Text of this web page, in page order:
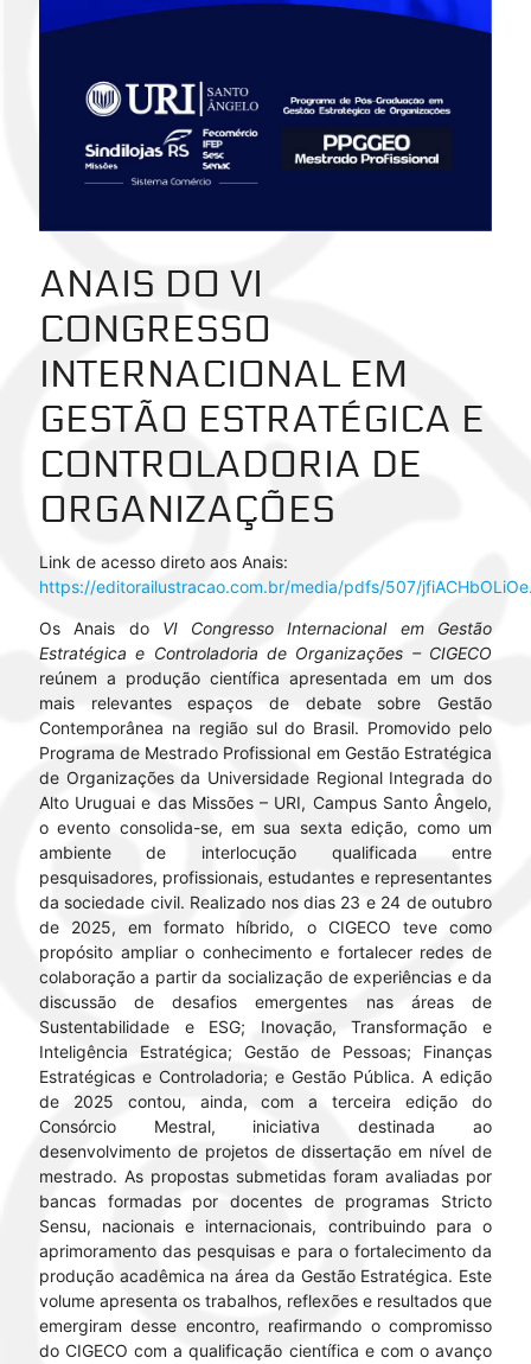
ANAIS DO VI
CONGRESSO
INTERNACIONAL EM
GESTÃO ESTRATÉGICA E
CONTROLADORIA DE
ORGANIZAÇÕES
Link de acesso direto aos Anais:
https://editorailustracao.com.br/media/pdfs/507/
Os Anais do VI Congresso Internacional em Gestão
Estratégica e Controladoria de Organizações – CIGECO
reúnem a produção científica apresentada em um dos
mais relevantes espaços de debate sobre Gestão
Contemporânea na região sul do Brasil. Promovido pelo
Programa de Mestrado Profissional em Gestão Estratégica
de Organizações da Universidade Regional Integrada do
Alto Uruguai e das Missões – URI, Campus Santo Ângelo,
o evento consolida-se, em sua sexta edição, como um
ambiente de interlocução qualificada entre
pesquisadores, profissionais, estudantes e representantes
da sociedade civil. Realizado nos dias 23 e 24 de outubro
de 2025, em formato híbrido, o CIGECO teve como
propósito ampliar o conhecimento e fortalecer redes de
colaboração a partir da socialização de experiências e da
discussão de desafios emergentes nas áreas de
Sustentabilidade e ESG; Inovação, Transformação e
Inteligência Estratégica; Gestão de Pessoas; Finanças
Estratégicas e Controladoria; e Gestão Pública. A edição
de 2025 contou, ainda, com a terceira edição do
Consórcio Mestral, iniciativa destinada ao
desenvolvimento de projetos de dissertação em nível de
mestrado. As propostas submetidas foram avaliadas por
bancas formadas por docentes de programas Stricto
Sensu, nacionais e internacionais, contribuindo para o
aprimoramento das pesquisas e para o fortalecimento da
produção acadêmica na área da Gestão Estratégica. Este
volume apresenta os trabalhos, reflexões e resultados que
emergiram desse encontro, reafirmando o compromisso
do CIGECO com a qualificação científica e com o avanço